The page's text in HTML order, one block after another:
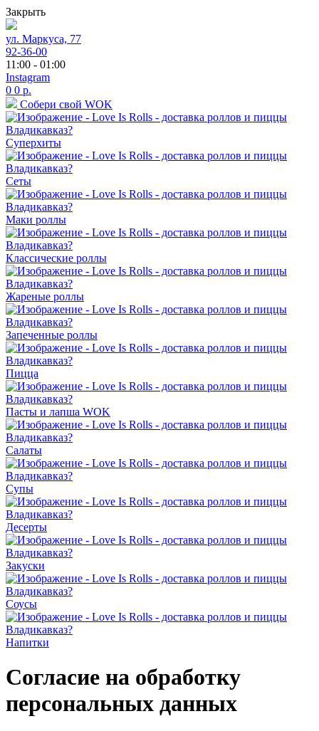
Закрыть
ул. Маркуса, 77
92-36-00
11:00 - 01:00
Instagram
0 0 р.
Собери свой WOK
Суперхиты
Сеты
Маки роллы
Классические роллы
Жареные роллы
Запеченные роллы
Пицца
Пасты и лапша WOK
Салаты
Супы
Десерты
Закуски
Соусы
Напитки
Согласие на обработку
персональных данных